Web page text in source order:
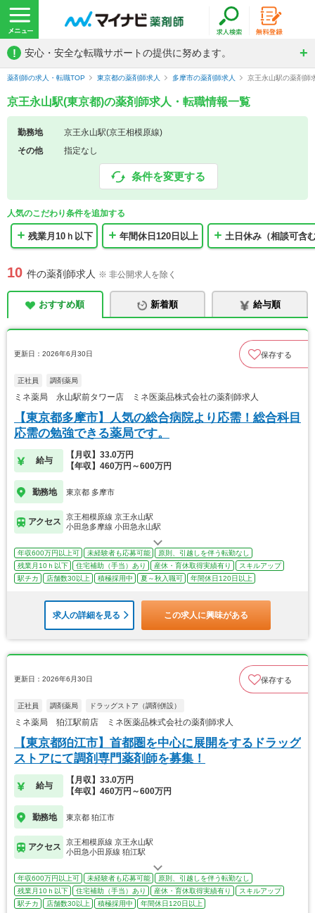
! 安心・安全な転職サポートの提供に努めます。
薬剤師の求人・転職TOP 東京都の薬剤師求人 多摩市の薬剤師求人 京王永山駅の薬剤師
京王永山駅(東京都)の薬剤師求人・転職情報一覧
勤務地
京王永山駅(京王相模原線)
その他
指定なし
条件を変更する
人気のこだわり条件を追加する
残業月10ｈ以下 年間休日120日以上 土日休み（相談可含
10 件の薬剤師求人 ※ 非公開求人を除く
おすすめ順 新着順 給与順
更新日：2026年6月30日 保存する
正社員 調剤薬局
ミネ薬局 永山駅前タワー店 ミネ医薬品株式会社の薬剤師求人
【東京都多摩市】人気の総合病院より応需！総合科目
応需の勉強できる薬局です。
給与
【月収】33.0万円
【年収】460万円～600万円
勤務地 東京都 多摩市
アクセス
京王相模原線 京王永山駅
小田急多摩線 小田急永山駅
年収600万円以上可 未経験者も応募可能
原則、引越しを伴う転勤なし
残業月10ｈ以下
住宅補助（手当）あり 産休・育休取得実績有り
スキルアップ
駅チカ
店舗数30以上 積極採用中 夏～秋入職可 年間休日120日以上
求人の詳細を見る この求人に興味がある
更新日：2026年6月30日 保存する
正社員 調剤薬局 ドラッグストア（調剤併設）
ミネ薬局 狛江駅前店 ミネ医薬品株式会社の薬剤師求人
【東京都狛江市】首都圏を中心に展開をするドラッグ
ストアにて調剤専門薬剤師を募集！
給与
【月収】33.0万円
【年収】460万円～600万円
勤務地 東京都 狛江市
アクセス
京王相模原線 京王永山駅
小田急小田原線 狛江駅
年収600万円以上可 未経験者も応募可能
原則、引越しを伴う転勤なし
残業月10ｈ以下
住宅補助（手当）あり 産休・育休取得実績有り
スキルアップ
駅チカ
店舗数30以上 積極採用中 年間休日120日以上